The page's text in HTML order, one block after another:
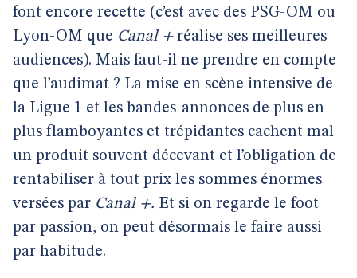
font encore recette (c’est avec des PSG-OM ou
Lyon-OM que Canal + réalise ses meilleures
audiences). Mais faut-il ne prendre en compte
que l’audimat ? La mise en scène intensive de
la Ligue 1 et les bandes-annonces de plus en
plus flamboyantes et trépidantes cachent mal
un produit souvent décevant et l’obligation de
rentabiliser à tout prix les sommes énormes
versées par Canal +. Et si on regarde le foot
par passion, on peut désormais le faire aussi
par habitude.